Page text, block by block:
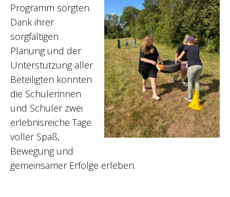
Programm sorgten.
Dank ihrer
sorgfältigen
Planung und der
Unterstützung aller
Beteiligten konnten
die Schülerinnen
und Schüler zwei
erlebnisreiche Tage
voller Spaß,
Bewegung und
gemeinsamer Erfolge erleben.